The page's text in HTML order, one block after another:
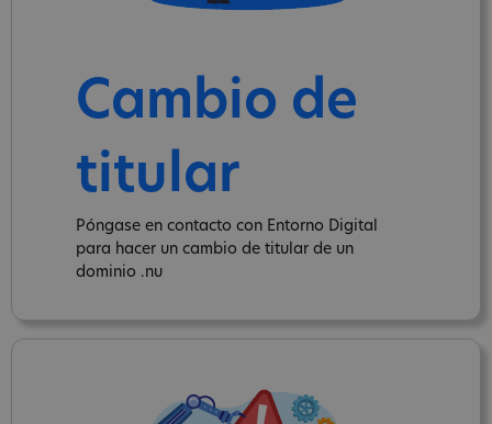
Cambio de
titular
Póngase en contacto con Entorno Digital
para hacer un cambio de titular de un
dominio .nu